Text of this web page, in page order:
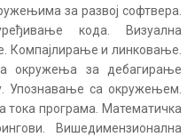
за развој софтвера.
кода. Визуална
Компајлирање и линковање.
окружења за дебагирање
Упознавање са окружењем.
тока програма. Математичка
Вишедимензионална